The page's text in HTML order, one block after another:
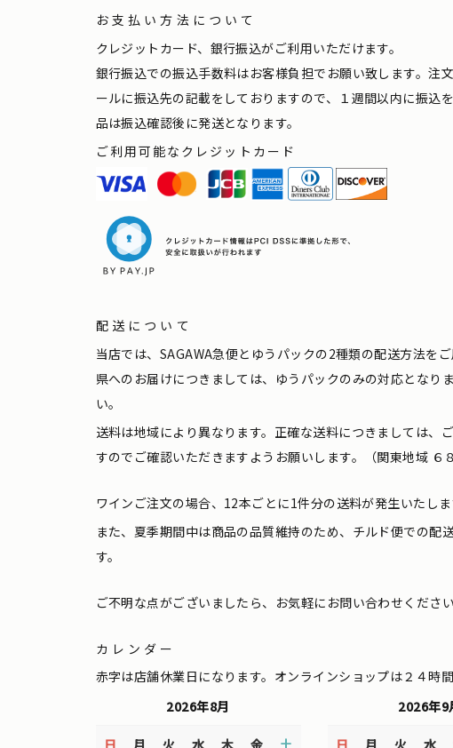
お支払い方法について
クレジットカード、銀行振込がご利用いただけます。
銀行振込での振込手数料はお客様負担でお願い致します。注
ールに振込先の記載をしておりますので、１週間以内に振込
品は振込確認後に発送となります。
ご利用可能なクレジットカード
配送について
当店では、SAGAWA急便とゆうパックの2種類の配送方法を
県へのお届けにつきましては、ゆうパックのみの対応となり
い。
送料は地域により異なります。正確な送料につきましては、
すのでご確認いただきますようお願いします。（関東地域 ６
ワインご注文の場合、12本ごとに1件分の送料が発生いたしま
また、夏季期間中は商品の品質維持のため、チルド便での配
す。
ご不明な点がございましたら、お気軽にお問い合わせください
カレンダー
赤字は店舗休業日になります。オンラインショップは２４時
2026年8月
日 月 火 水 木 金 土
2026年9
日 月 火 水